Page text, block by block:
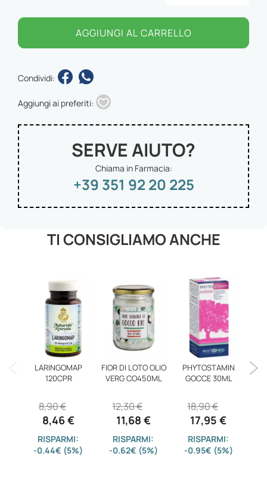
AGGIUNGI AL CARRELLO
Condividi:
Aggiungi ai preferiti:
SERVE AIUTO?
Chiama in Farmacia:
+39 351 92 20 225
TI CONSIGLIAMO ANCHE
LARINGOMAP
120CPR
8,46 €
8,90 €
RISPARMI:
-0.44€ (5%)
FIOR DI LOTO OLIO
VERG CO450ML
11,68 €
12,30 €
RISPARMI:
-0.62€ (5%)
PHYTOSTAMIN
GOCCE 30ML
17,95 €
18,90 €
RISPARMI:
-0.95€ (5%)